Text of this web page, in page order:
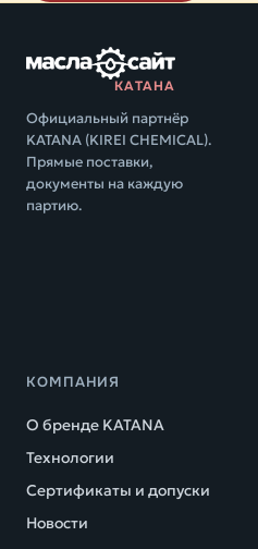
КАТАНА
Официальный партнёр
KATANA (KIREI CHEMICAL).
Прямые поставки,
документы на каждую
партию.
КОМПАНИЯ
О бренде KATANA
Технологии
Сертификаты и допуски
Новости